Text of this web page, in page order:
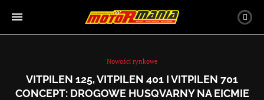
Nowości rynkowe
VITPILEN 125, VITPILEN 401 I VITPILEN 701
CONCEPT: DROGOWE HUSQVARNY NA EICMIE